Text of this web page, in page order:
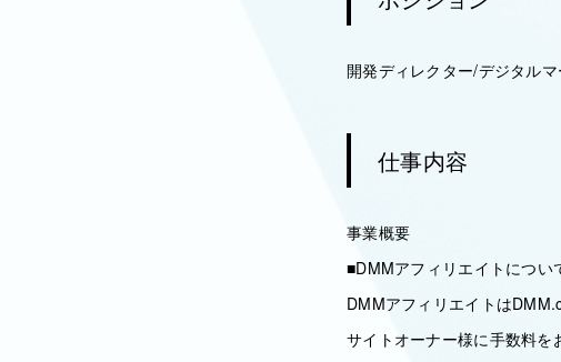
開発ディレクター/デジタル
仕事内容
事業概要
■DMMアフィリエイトについ
DMMアフィリエイトは
サイトオーナー様に手数料を